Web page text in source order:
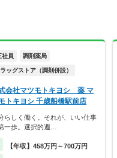
社員 調剤薬局
ラッグストア（調剤併設）
会社マツモトキヨシ 薬 マ
トキヨシ 千歳船橋駅前店
らしく働く。それが、いい仕事
一歩。選択的週…
【年収】458万円～700万円